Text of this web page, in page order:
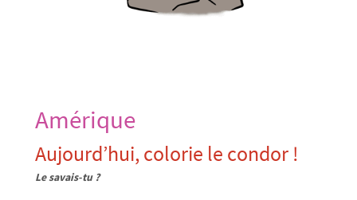
Amérique
Aujourd’hui, colorie le condor !
Le savais-tu ?